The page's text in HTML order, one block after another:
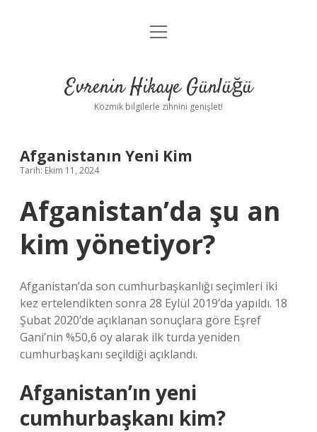
Anasayfa
Yasal Uyarı
menüyü
Evrenin Hikaye Günlüğü
Kozmik bilgilerle zihnini genişlet!
Afganistanın Yeni Kim
Tarih: Ekim 11, 2024
Afganistan’da şu an
kim yönetiyor?
Afganistan’da son cumhurbaşkanlığı seçimleri iki
kez ertelendikten sonra 28 Eylül 2019’da yapıldı. 18
Şubat 2020’de açıklanan sonuçlara göre Eşref
Gani’nin %50,6 oy alarak ilk turda yeniden
cumhurbaşkanı seçildiği açıklandı.
Afganistan’ın yeni
cumhurbaşkanı kim?